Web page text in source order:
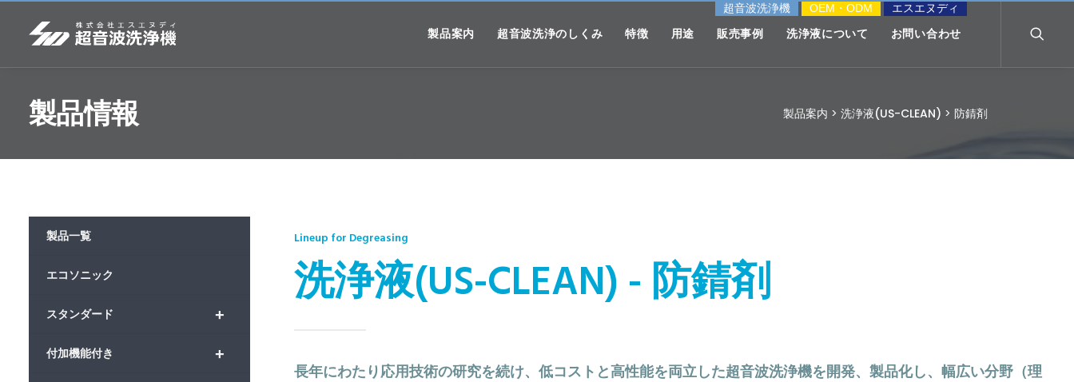
超音波洗浄機 OEM・ODM エスエヌディ
製品案内 超音波洗浄のしくみ 特徴 用途 販売事例 洗浄液について お問い合わせ
製品情報 製品案内 > 洗浄液(US-CLEAN) > 防錆剤
Lineup for Degreasing
洗浄液(US-CLEAN) - 防錆剤
長年にわたり応用技術の研究を続け、低コストと高性能を両立した超音波洗浄機を開発、製品化し、幅広い分野（理
製品一覧
エコソニック
+
スタンダード
+
付加機能付き